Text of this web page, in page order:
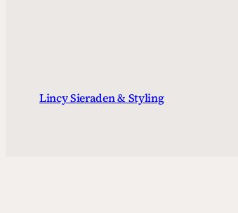
Lincy Sieraden & Styling